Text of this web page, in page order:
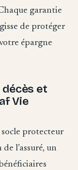
garantie
de protéger
épargne
et
Vie
protecteur
l’assuré, un